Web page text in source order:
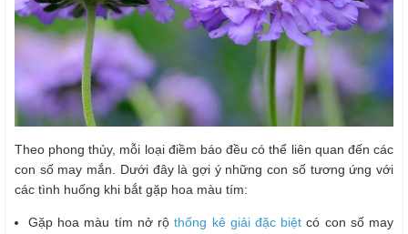
Theo phong thủy, mỗi loại điềm báo đều có thể liên quan đến các
con số may mắn. Dưới đây là gợi ý những con số tương ứng với
các tình huống khi bắt gặp hoa màu tím:
Gặp hoa màu tím nở rộthống kê giải đặc biệt có con số may